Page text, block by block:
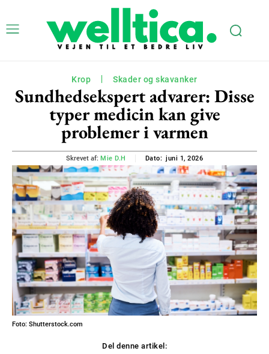
Krop Skader og skavanker
Sundhedsekspert advarer: Disse
typer medicin kan give
problemer i varmen
Skrevet af: Mie D.H Dato: juni 1, 2026
Foto: Shutterstock.com
Del denne artikel: